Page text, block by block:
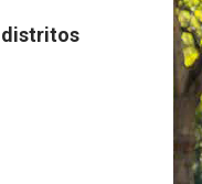
distritos